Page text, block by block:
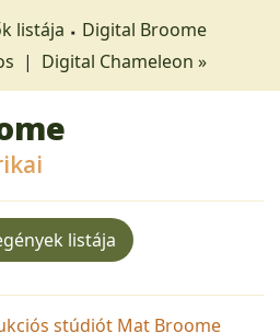
listája
Digital Broome
| Digital Chameleon »
listája
stúdiót Mat Broome